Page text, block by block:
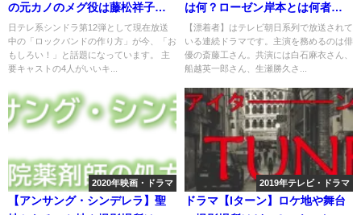
の元カノのメグ役は藤松祥子！
役柄や演技力は？
日テレ系シンドラ第12弾として現在放送
中の「ロックバンドの作り方」が今、「お
もしろい！」と話題になっています。 主
要キャストの4人がいいキ...
は何？ローゼン岸本とは何者で
関係は？
【漂着者】はテレビ朝日系列で放送されて
いる連続ドラマです。主演を務めるのは俳
優の斎藤工さん。共演には白石麻衣さん、
船越英一郎さん、生瀬勝久さ...
2020年映画・ドラマ
【アンサング・シンデレラ】聖
2019年テレビ・ドラマ
ドラマ【Iターン】ロケ地や舞台